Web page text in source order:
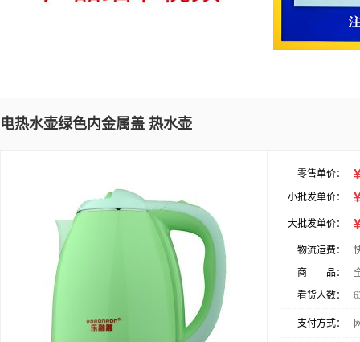
电热水壶绿色内金属盖 热水壶
零售单价：
小批发单价：
大批发单价：
物流运费：
商 品：
看货人数：
支付方式：